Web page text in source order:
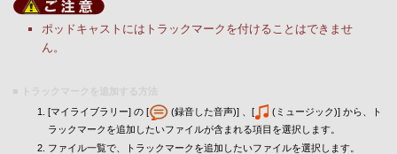
ポッドキャストにはトラックマークを付けることはできませ
ん。
[マイライブラリー] の [
(録音した音声)] 、[
(ミュージック)] から、ト
ラックマークを追加したいファイルが含まれる項目を選択します。
ファイル一覧で、トラックマークを追加したいファイルを選択します。